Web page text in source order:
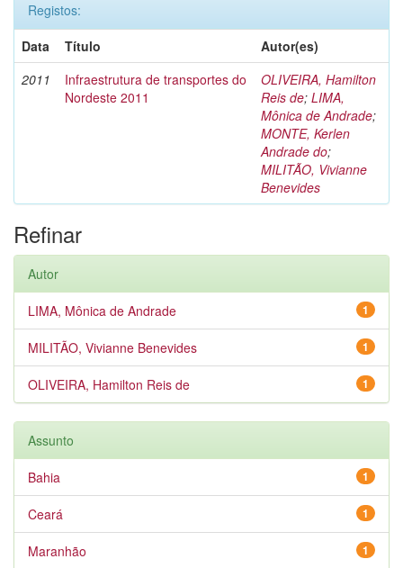
Registos:
Data
Título
Autor(es)
2011
Infraestrutura de transportes do
Nordeste 2011
OLIVEIRA, Hamilton
Reis de; LIMA,
Mônica de Andrade;
MONTE, Kerlen
Andrade do;
MILITÃO, Vivianne
Benevides
Refinar
Autor
1
LIMA, Mônica de Andrade
1
MILITÃO, Vivianne Benevides
1
OLIVEIRA, Hamilton Reis de
Assunto
1
Bahia
1
Ceará
1
Maranhão